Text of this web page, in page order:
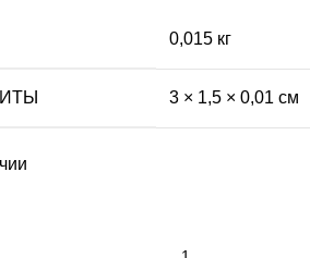
0,015 кг
3 × 1,5 × 0,01 см